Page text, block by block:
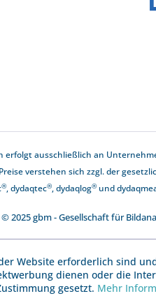
ausschließlich an
verstehen sich zzgl. der
®, dydaqtec®, dydaqlog®und
© 2025 gbm - Gesellschaft für
Website erforderlich sind
dienen oder die
gesetzt. Mehr